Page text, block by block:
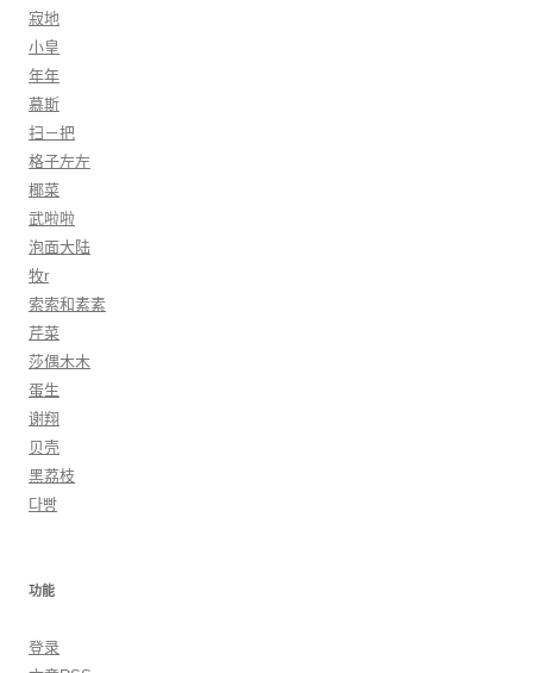
寂地
小皇
年年
慕斯
扫－把
格子左左
椰菜
武啦啦
泡面大陆
牧r
索索和素素
芹菜
莎偶木木
蛋生
谢翔
贝壳
黑荔枝
다빵
功能
登录